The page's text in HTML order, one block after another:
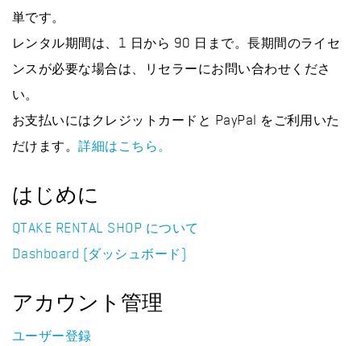
単です。
レンタル期間は、1 日から 90 日まで。長期間のライセ
ンスが必要な場合は、リセラーにお問い合わせくださ
い。
お支払いにはクレジットカードと PayPal をご利用いた
だけます。詳細はこちら。
はじめに
QTAKE RENTAL SHOP について
Dashboard (ダッシュボード)
アカウント管理
ユーザー登録